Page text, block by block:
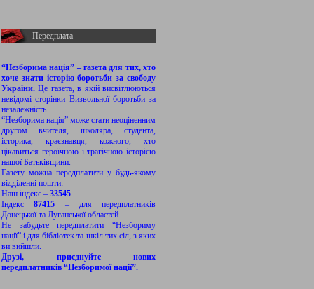
Передплата
“Незборима нація” – газета для тих, хто
хоче знати історію боротьби за свободу
України.Це газета, в якій висвітлюються
невідомі сторінки Визвольної боротьби за
незалежність.
“Незборима нація” може стати неоціненним
другом вчителя, школяра, студента,
історика, краєзнавця, кожного, хто
цікавиться героїчною і трагічною історією
нашої Батьківщини.
Газету можна передплатити у будь-якому
відділенні пошти:
Наш індекс – 33545
Індекс87415 – для передплатників
Донецької та Луганської областей.
Не забудьте передплатити “Незбориму
нації” і для бібліотек та шкіл тих сіл, з яких
ви вийшли.
Друзі, приєднуйте нових
передплатників “Незборимої нації”.